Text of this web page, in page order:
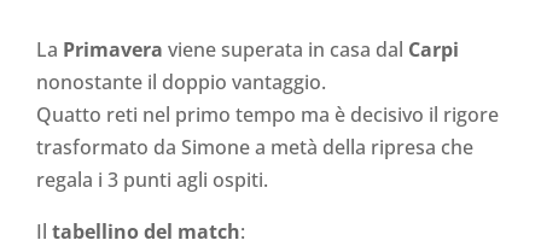
La Primavera viene superata in casa dal Carpi
nonostante il doppio vantaggio.
Quatto reti nel primo tempo ma è decisivo il rigore
trasformato da Simone a metà della ripresa che
regala i 3 punti agli ospiti.
Il tabellino del match: